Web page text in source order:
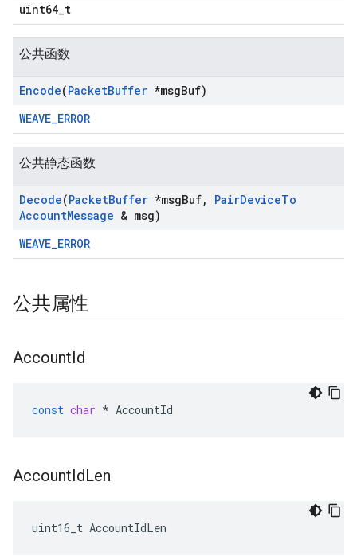
uint64_t
公共函数
Encode(PacketBuffer *msgBuf)
WEAVE_ERROR
公共静态函数
Decode(PacketBuffer *msgBuf, PairDeviceTo
AccountMessage & msg)
WEAVE_ERROR
公共属性
AccountId
const char * AccountId
AccountIdLen
uint16_t AccountIdLen